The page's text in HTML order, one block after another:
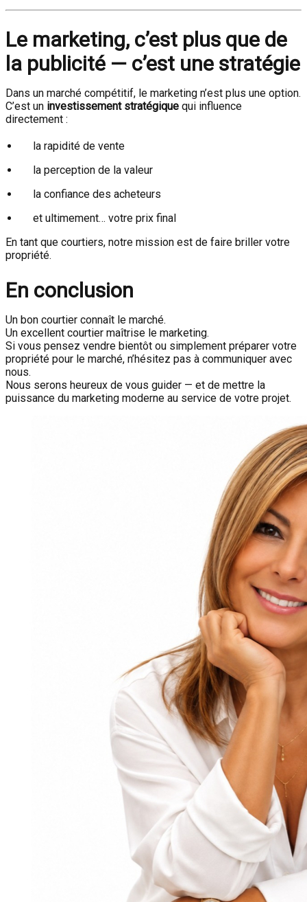
Le marketing, c’est plus que de
la publicité — c’est une stratégie
Dans un marché compétitif, le marketing n’est plus une option.
C’est un investissement stratégique qui influence
directement :
la rapidité de vente
la perception de la valeur
la confiance des acheteurs
et ultimement… votre prix final
En tant que courtiers, notre mission est de faire briller votre
propriété.
En conclusion
Un bon courtier connaît le marché.
Un excellent courtier maîtrise le marketing.
Si vous pensez vendre bientôt ou simplement préparer votre
propriété pour le marché, n’hésitez pas à communiquer avec
nous.
Nous serons heureux de vous guider — et de mettre la
puissance du marketing moderne au service de votre projet.